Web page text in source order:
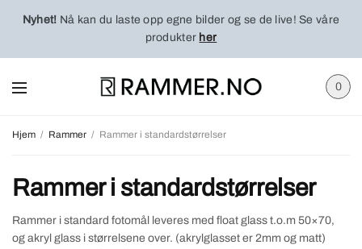
Nyhet! Nå kan du laste opp egne bilder og se de live! Se våre
produkter her
0
Hjem / Rammer / Rammer i standardstørrelser
Rammer i standardstørrelser
Rammer i standard fotomål leveres med float glass t.o.m 50×70,
og akryl glass i størrelsene over. (akrylglasset er 2mm og matt)